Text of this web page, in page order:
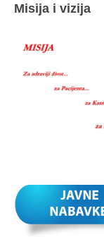
Misija i vizija